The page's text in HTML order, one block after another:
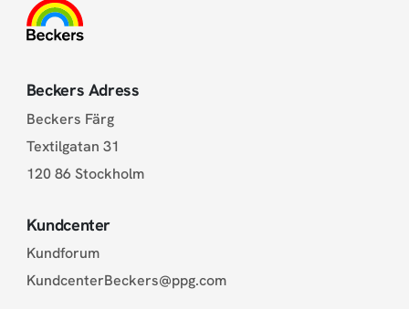
Beckers Adress
Beckers Färg
Textilgatan 31
120 86 Stockholm
Kundcenter
Kundforum
KundcenterBeckers@ppg.com